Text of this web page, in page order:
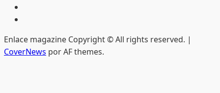
Enlace magazine Copyright © All rights reserved. |
CoverNews por AF themes.